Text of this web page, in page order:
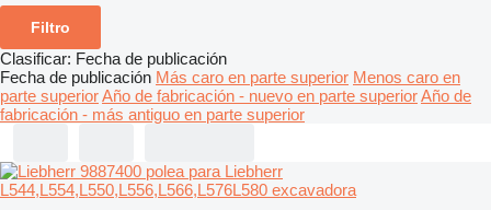
Filtro
Clasificar: Fecha de publicación
Fecha de publicación Más caro en parte superior Menos caro en
parte superiorAño de fabricación - nuevo en parte superiorAño de
fabricación - más antiguo en parte superior